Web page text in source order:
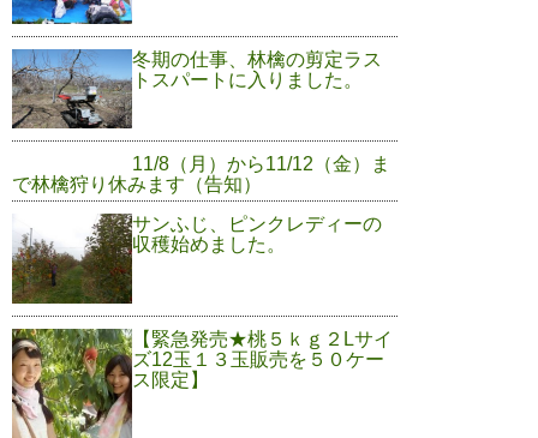
冬期の仕事、林檎の剪定ラス
トスパートに入りました。
11/8（月）から11/12（金）ま
で林檎狩り休みます（告知）
サンふじ、ピンクレディーの
収穫始めました。
【緊急発売★桃５ｋｇ２Lサイ
ズ12玉１３玉販売を５０ケー
ス限定】